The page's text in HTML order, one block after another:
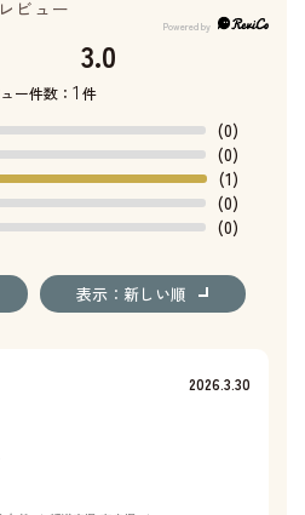
レビュー
3.0
ー件数： 1 件
(0)
(0)
(1)
(0)
(0)
表示：新しい順
2026.3.30